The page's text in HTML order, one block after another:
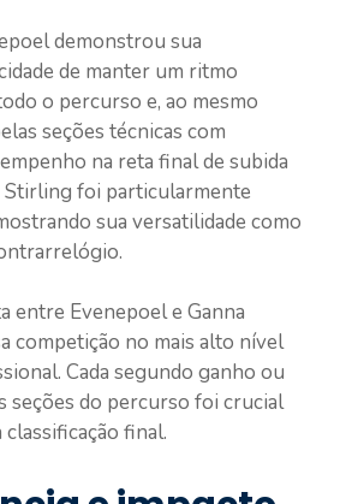
demonstrou sua
de manter um ritmo
o percurso e, ao mesmo
seções técnicas com
na reta final de subida
Stirling foi particularmente
sua versatilidade como
entre Evenepoel e Ganna
competição no mais alto nível
Cada segundo ganho ou
seções do percurso foi crucial
final.